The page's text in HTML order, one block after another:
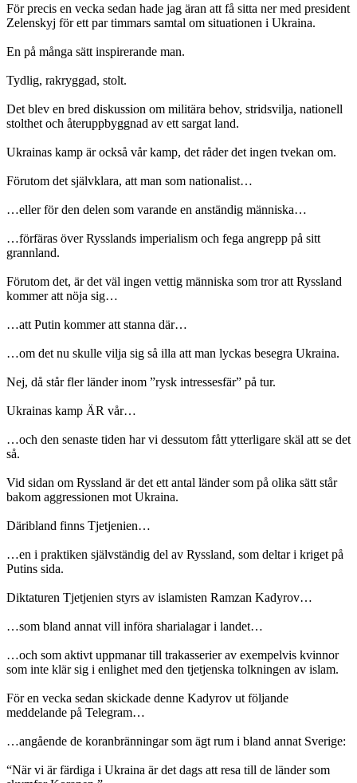
För precis en vecka sedan hade jag äran att få sitta ner med president
Zelenskyj för ett par timmars samtal om situationen i Ukraina.
En på många sätt inspirerande man.
Tydlig, rakryggad, stolt.
Det blev en bred diskussion om militära behov, stridsvilja, nationell
stolthet och återuppbyggnad av ett sargat land.
Ukrainas kamp är också vår kamp, det råder det ingen tvekan om.
Förutom det självklara, att man som nationalist…
…eller för den delen som varande en anständig människa…
…förfäras över Rysslands imperialism och fega angrepp på sitt
grannland.
Förutom det, är det väl ingen vettig människa som tror att Ryssland
kommer att nöja sig…
…att Putin kommer att stanna där…
…om det nu skulle vilja sig så illa att man lyckas besegra Ukraina.
Nej, då står fler länder inom ”rysk intressesfär” på tur.
Ukrainas kamp ÄR vår…
…och den senaste tiden har vi dessutom fått ytterligare skäl att se det
så.
Vid sidan om Ryssland är det ett antal länder som på olika sätt står
bakom aggressionen mot Ukraina.
Däribland finns Tjetjenien…
…en i praktiken självständig del av Ryssland, som deltar i kriget på
Putins sida.
Diktaturen Tjetjenien styrs av islamisten Ramzan Kadyrov…
…som bland annat vill införa sharialagar i landet…
…och som aktivt uppmanar till trakasserier av exempelvis kvinnor
som inte klär sig i enlighet med den tjetjenska tolkningen av islam.
För en vecka sedan skickade denne Kadyrov ut följande
meddelande på Telegram…
…angående de koranbränningar som ägt rum i bland annat Sverige:
“När vi är färdiga i Ukraina är det dags att resa till de länder som